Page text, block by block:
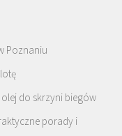
Poznaniu
do skrzyni biegów
porady i